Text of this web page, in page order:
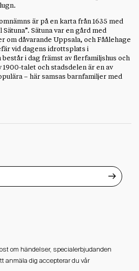
är på en karta från 1635 med
Sätuna var en gård med
om dåvarande Uppsala, och Fåålehage
vid dagens idrottsplats i
i dag främst av flerfamiljshus och
talet och stadsdelen är en av
– här samsas barnfamiljer med
om händelser, specialerbjudanden
anmäla dig accepterar du vår